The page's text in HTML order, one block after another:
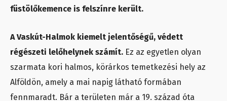
füstölőkemence is felszínre került.
A Vaskút-Halmok kiemelt jelentőségű, védett
régészeti lelőhelynek számít. Ez az egyetlen olyan
szarmata kori halmos, körárkos temetkezési hely az
Alföldön, amely a mai napig látható formában
fennmaradt. Bár a területen már a 19. század óta